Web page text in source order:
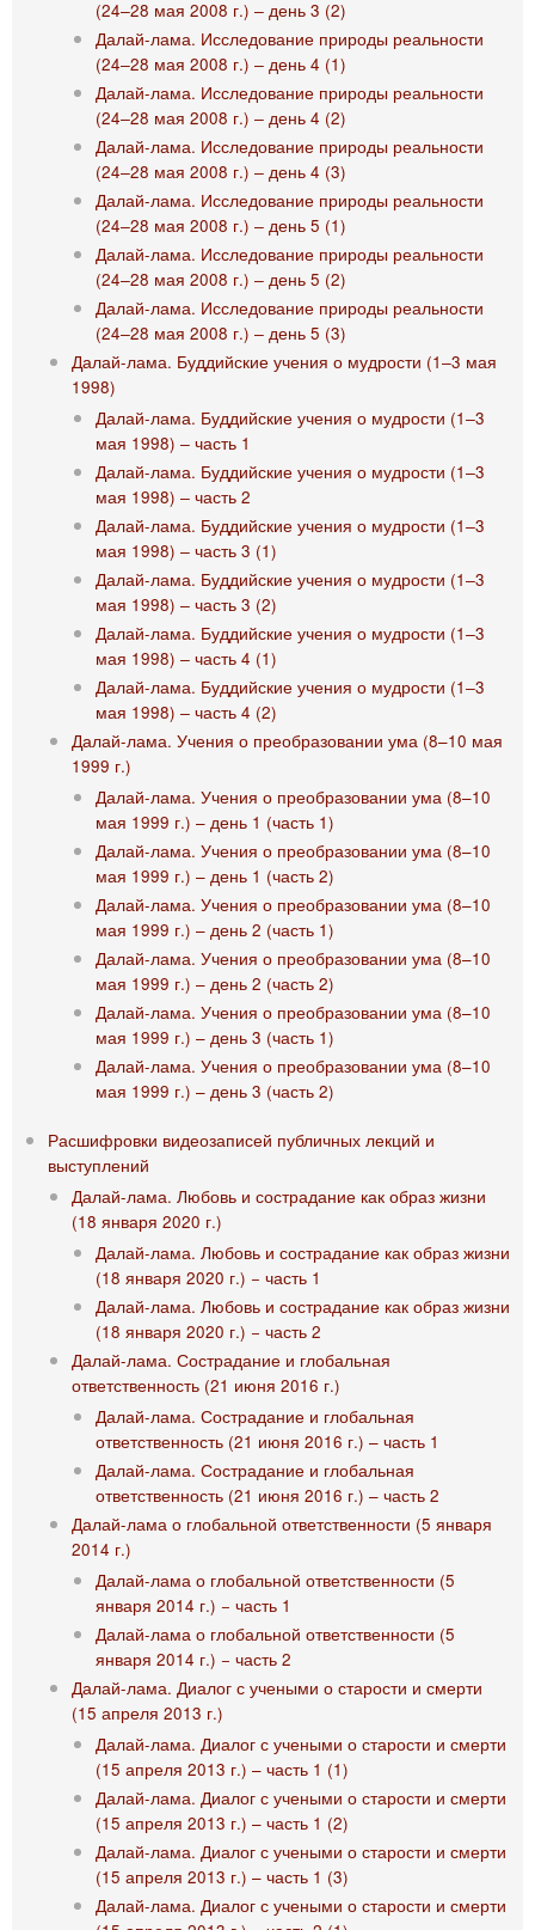
(24‒28 мая 2008 г.) ‒ день 3 (2)
Далай-лама. Исследование природы реальности
(24‒28 мая 2008 г.) ‒ день 4 (1)
Далай-лама. Исследование природы реальности
(24‒28 мая 2008 г.) ‒ день 4 (2)
Далай-лама. Исследование природы реальности
(24‒28 мая 2008 г.) ‒ день 4 (3)
Далай-лама. Исследование природы реальности
(24‒28 мая 2008 г.) ‒ день 5 (1)
Далай-лама. Исследование природы реальности
(24‒28 мая 2008 г.) ‒ день 5 (2)
Далай-лама. Исследование природы реальности
(24‒28 мая 2008 г.) ‒ день 5 (3)
Далай-лама. Буддийские учения о мудрости (1‒3 мая
1998)
Далай-лама. Буддийские учения о мудрости (1‒3
мая 1998) ‒ часть 1
Далай-лама. Буддийские учения о мудрости (1‒3
мая 1998) ‒ часть 2
Далай-лама. Буддийские учения о мудрости (1‒3
мая 1998) ‒ часть 3 (1)
Далай-лама. Буддийские учения о мудрости (1‒3
мая 1998) ‒ часть 3 (2)
Далай-лама. Буддийские учения о мудрости (1‒3
мая 1998) ‒ часть 4 (1)
Далай-лама. Буддийские учения о мудрости (1‒3
мая 1998) ‒ часть 4 (2)
Далай-лама. Учения о преобразовании ума (8–10 мая
1999 г.)
Далай-лама. Учения о преобразовании ума (8–10
мая 1999 г.) – день 1 (часть 1)
Далай-лама. Учения о преобразовании ума (8–10
мая 1999 г.) – день 1 (часть 2)
Далай-лама. Учения о преобразовании ума (8–10
мая 1999 г.) – день 2 (часть 1)
Далай-лама. Учения о преобразовании ума (8–10
мая 1999 г.) – день 2 (часть 2)
Далай-лама. Учения о преобразовании ума (8–10
мая 1999 г.) – день 3 (часть 1)
Далай-лама. Учения о преобразовании ума (8–10
мая 1999 г.) – день 3 (часть 2)
Расшифровки видеозаписей публичных лекций и
выступлений
Далай-лама. Любовь и сострадание как образ жизни
(18 января 2020 г.)
Далай-лама. Любовь и сострадание как образ жизни
(18 января 2020 г.) − часть 1
Далай-лама. Любовь и сострадание как образ жизни
(18 января 2020 г.) − часть 2
Далай-лама. Сострадание и глобальная
ответственность (21 июня 2016 г.)
Далай-лама. Сострадание и глобальная
ответственность (21 июня 2016 г.) – часть 1
Далай-лама. Сострадание и глобальная
ответственность (21 июня 2016 г.) – часть 2
Далай-лама о глобальной ответственности (5 января
2014 г.)
Далай-лама о глобальной ответственности (5
января 2014 г.) − часть 1
Далай-лама о глобальной ответственности (5
января 2014 г.) − часть 2
Далай-лама. Диалог с учеными о старости и смерти
(15 апреля 2013 г.)
Далай-лама. Диалог с учеными о старости и смерти
(15 апреля 2013 г.) – часть 1 (1)
Далай-лама. Диалог с учеными о старости и смерти
(15 апреля 2013 г.) – часть 1 (2)
Далай-лама. Диалог с учеными о старости и смерти
(15 апреля 2013 г.) – часть 1 (3)
Далай-лама. Диалог с учеными о старости и смерти